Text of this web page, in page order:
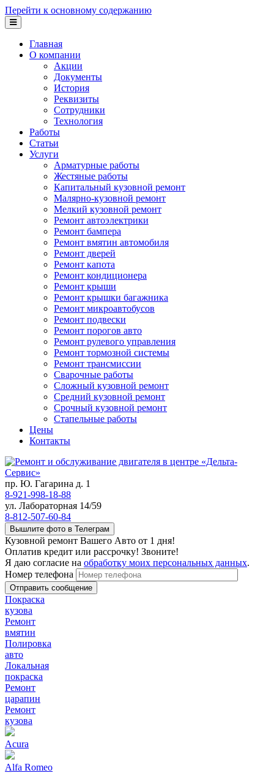
Перейти к основному содержанию
Главная
О компании
Акции
Документы
История
Реквизиты
Сотрудники
Технология
Работы
Статьи
Услуги
Арматурные работы
Жестяные работы
Капитальный кузовной ремонт
Малярно-кузовной ремонт
Мелкий кузовной ремонт
Ремонт автоэлектрики
Ремонт бампера
Ремонт вмятин автомобиля
Ремонт дверей
Ремонт капота
Ремонт кондиционера
Ремонт крыши
Ремонт крышки багажника
Ремонт микроавтобусов
Ремонт подвески
Ремонт порогов авто
Ремонт рулевого управления
Ремонт тормозной системы
Ремонт трансмиссии
Сварочные работы
Сложный кузовной ремонт
Средний кузовной ремонт
Срочный кузовной ремонт
Стапельные работы
Цены
Контакты
пр. Ю. Гагарина д. 1
8-921-998-18-88
ул. Лабораторная 14/59
8-812-507-60-84
Вышлите фото в Телеграм
Кузовной ремонт Вашего Авто от 1 дня!
Оплатив кредит или рассрочку! Звоните!
Я даю согласие на обработку моих персональных данных.
Номер телефона
Покраска
кузова
Ремонт
вмятин
Полировка
авто
Локальная
покраска
Ремонт
царапин
Ремонт
кузова
Acura
Alfa Romeo